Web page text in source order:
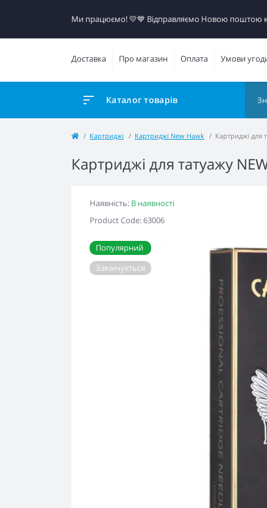
Ми працюємо! 💛​💙 Відправляємо Новою поштою
Доставка Про магазин Оплата Умови
Каталог товарів
Картриджі Картриджі New Hawk Картриджі для
Картриджі для татуажу
Наявність: В наявності
Product Code: 63006
Популярний
Закінчується